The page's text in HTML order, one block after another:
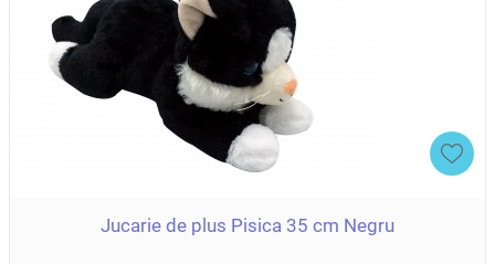
Jucarie de plus Pisica 35 cm Negru